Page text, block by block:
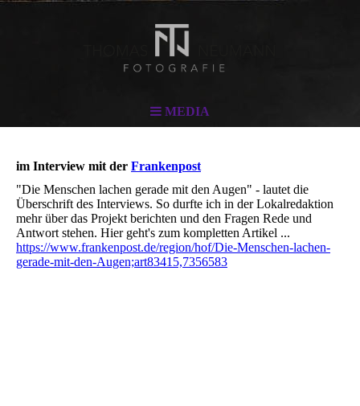
MEDIA
im Interview mit der Frankenpost
"Die Menschen lachen gerade mit den Augen" - lautet die
Überschrift des Interviews. So durfte ich in der Lokalredaktion
mehr über das Projekt berichten und den Fragen Rede und
Antwort stehen. Hier geht's zum kompletten Artikel ...
https://www.frankenpost.de/region/hof/Die-Menschen-lachen-
gerade-mit-den-Augen;art83415,7356583